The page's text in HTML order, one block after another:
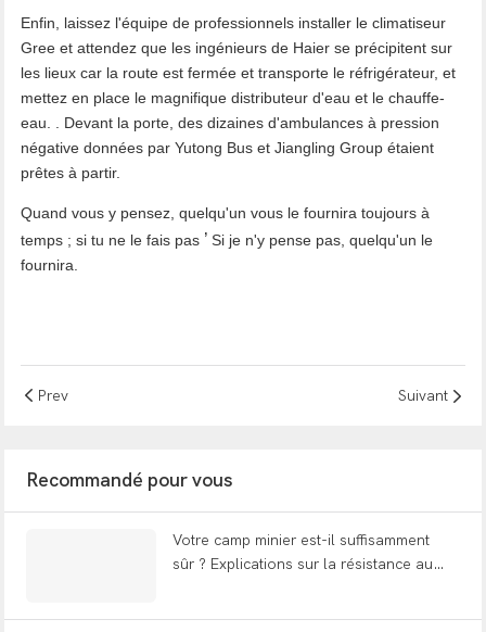
Enfin, laissez l'équipe de professionnels installer le climatiseur
Gree et attendez que les ingénieurs de Haier se précipitent sur
les lieux car la route est fermée et transporte le réfrigérateur, et
mettez en place le magnifique distributeur d'eau et le chauffe-
eau. . Devant la porte, des dizaines d'ambulances à pression
négative données par Yutong Bus et Jiangling Group étaient
prêtes à partir.
Quand vous y pensez, quelqu'un vous le fournira toujours à
temps ; si tu ne le fais pas ’Si je n'y pense pas, quelqu'un le
fournira.
Prev Suivant
Recommandé pour vous
Votre camp minier est-il suffisamment
sûr ? Explications sur la résistance au